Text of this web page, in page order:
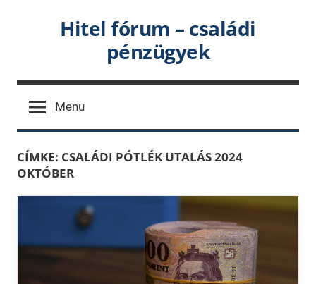
Hitel fórum – családi
pénzügyek
Menu
CÍMKE: CSALÁDI PÓTLÉK UTALÁS 2024
OKTÓBER